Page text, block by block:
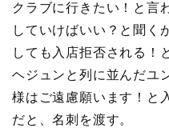
クラブに行きたい！と言
していけばいい？と聞く
しても入店拒否される！
ヘジュンと列に並んだユ
様はご遠慮願います！と
だと、名刺を渡す。